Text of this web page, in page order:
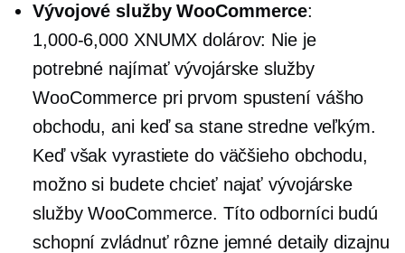
Vývojové služby WooCommerce:
1,000-6,000 XNUMX dolárov: Nie je
potrebné najímať vývojárske služby
WooCommerce pri prvom spustení vášho
obchodu, ani keď sa stane stredne veľkým.
Keď však vyrastiete do väčšieho obchodu,
možno si budete chcieť najať vývojárske
služby WooCommerce. Títo odborníci budú
schopní zvládnuť rôzne jemné detaily dizajnu